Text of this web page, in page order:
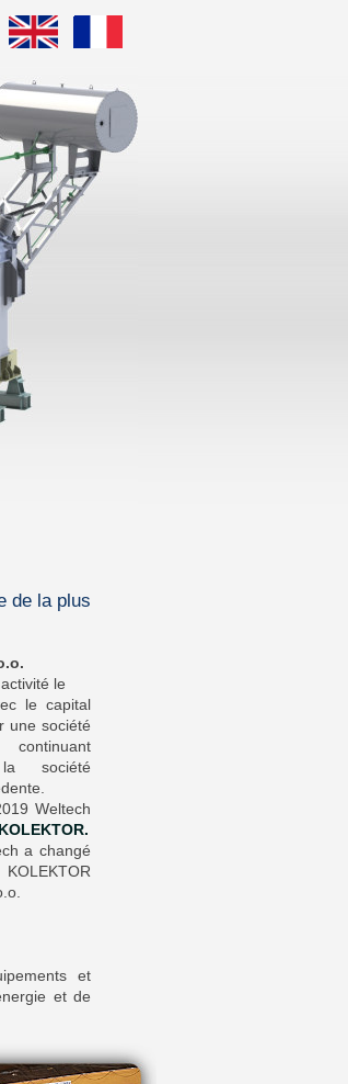
de la plus
le
le capital
une société
société
Weltech
a changé
et
et de